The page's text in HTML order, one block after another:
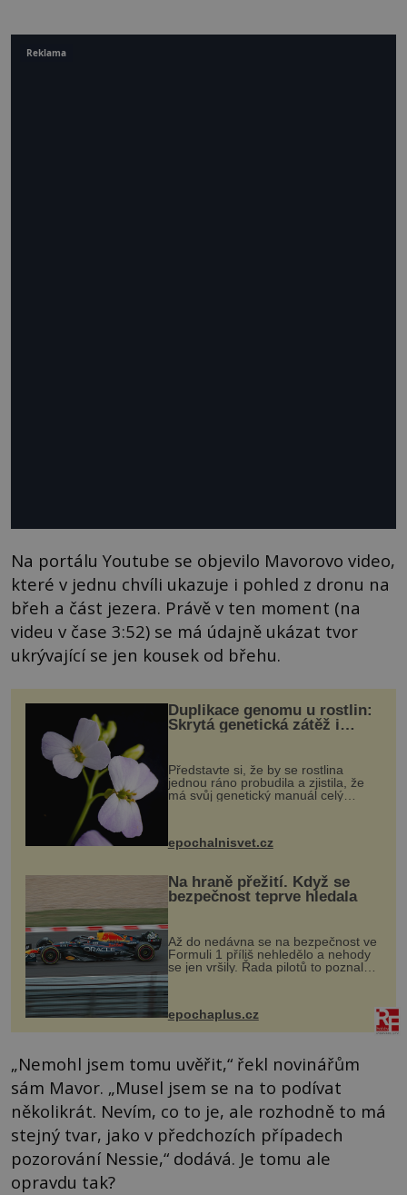
Na portálu Youtube se objevilo Mavorovo video,
které v jednu chvíli ukazuje i pohled z dronu na
břeh a část jezera. Právě v ten moment (na
videu v čase 3:52) se má údajně ukázat tvor
ukrývající se jen kousek od břehu.
Duplikace genomu u rostlin:
Skrytá genetická zátěž i
Představte si, že by se rostlina
jednou ráno probudila a zjistila, že
má svůj genetický manuál celý
vstupenka...
epochalnisvet.cz
Na hraně přežití. Když se
bezpečnost teprve hledala
Až do nedávna se na bezpečnost ve
Formuli 1 příliš nehledělo a nehody
se jen vršily. Řada pilotů to poznala
na vlastní kůži, často s trvalými
následky nebo bohužel i ztrátou
života. Dnes nepochopiteln...
epochaplus.cz
„Nemohl jsem tomu uvěřit,“ řekl novinářům
sám Mavor. „Musel jsem se na to podívat
několikrát. Nevím, co to je, ale rozhodně to má
stejný tvar, jako v předchozích případech
pozorování Nessie,“ dodává. Je tomu ale
opravdu tak?
Reklama